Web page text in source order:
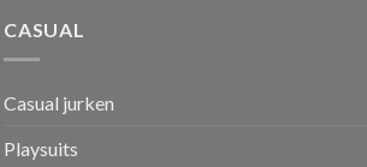
CASUAL
Casual jurken
Playsuits